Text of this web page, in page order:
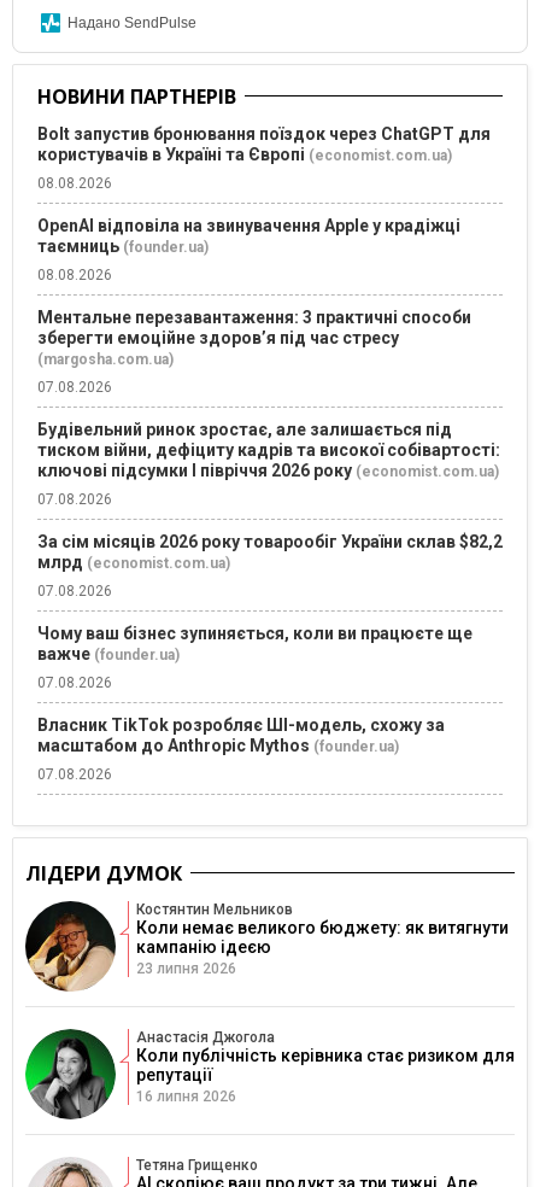
Надано SendPulse
НОВИНИ ПАРТНЕРІВ
Bolt запустив бронювання поїздок через ChatGPT для
користувачів в Україні та Європі (economist.com.ua)
08.08.2026
OpenAI відповіла на звинувачення Apple у крадіжці
таємниць (founder.ua)
08.08.2026
Ментальне перезавантаження: 3 практичні способи
зберегти емоційне здоров’я під час стресу
(margosha.com.ua)
07.08.2026
Будівельний ринок зростає, але залишається під
тиском війни, дефіциту кадрів та високої собівартості:
ключові підсумки І півріччя 2026 року (economist.com.ua)
07.08.2026
За сім місяців 2026 року товарообіг України склав $82,2
млрд (economist.com.ua)
07.08.2026
Чому ваш бізнес зупиняється, коли ви працюєте ще
важче (founder.ua)
07.08.2026
Власник TikTok розробляє ШІ-модель, схожу за
масштабом до Anthropic Mythos (founder.ua)
07.08.2026
ЛІДЕРИ ДУМОК
Костянтин Мельников
Коли немає великого бюджету: як витягнути
кампанію ідеєю
23 липня 2026
Анастасія Джогола
Коли публічність керівника стає ризиком для
репутації
16 липня 2026
Тетяна Грищенко